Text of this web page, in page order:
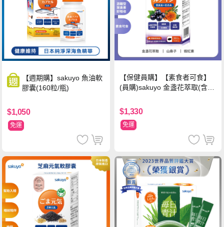
【週期購】sakuyo 魚油軟
膠囊(160粒/瓶)
$1,050
免運
【保健員購】【素食者可食】
(員購)sakuyo 金盞花萃取(含葉
瓶)
$1,330
免運